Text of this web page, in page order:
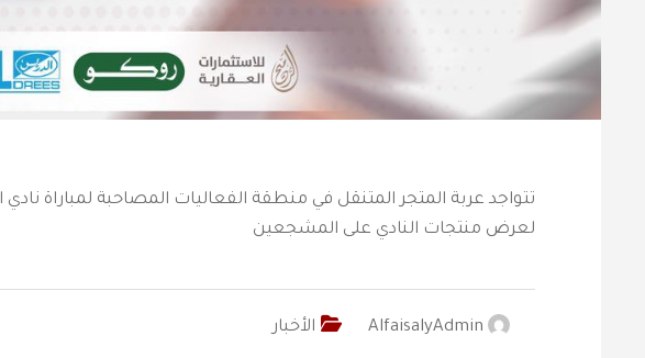
لعرض منتجات النادي على المشجعين
AlfaisalyAdmin الأخبار